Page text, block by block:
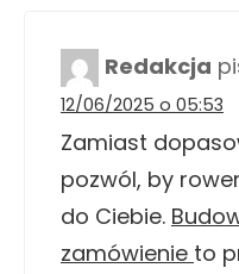
Redakcja
12/06/2025 o 05:53
Zamiast
pozwól, by
do Ciebie.
zamówienie to